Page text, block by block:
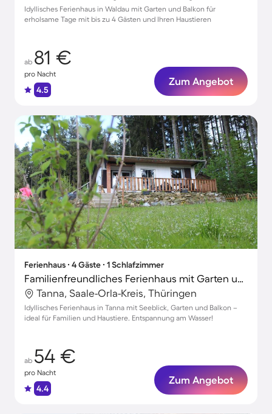
Idyllisches Ferienhaus in Waldau mit Garten und Balkon für
erholsame Tage mit bis zu 4 Gästen und Ihren Haustieren
ab 81 €
pro Nacht
4.5
Zum Angebot
Ferienhaus ∙ 4 Gäste ∙ 1 Schlafzimmer
Familienfreundliches Ferienhaus mit Garten und Grill | Naturblick | Ideal für Homeoffice | Haustiere sind willkommen
Tanna, Saale-Orla-Kreis, Thüringen
Idyllisches Ferienhaus in Tanna mit Seeblick, Garten und Balkon –
ideal für Familien und Haustiere. Entspannung am Wasser!
ab 54 €
pro Nacht
4.4
Zum Angebot